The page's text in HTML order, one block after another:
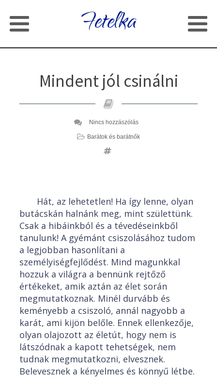
Fetelka
Mindent jól csinálni
Nincs hozzászólás
Barátok és barátnők
Hát, az lehetetlen! Ha így lenne, olyan
butácskán halnánk meg, mint születtünk.
Csak a hibáinkból és a tévedéseinkből
tanulunk! A gyémánt csiszolásához tudom
a legjobban hasonlítani a
személyiségfejlődést. Mind magunkkal
hozzuk a világra a bennünk rejtőző
értékeket, amik aztán az élet során
megmutatkoznak. Minél durvább és
keményebb a csiszoló, annál nagyobb a
karát, ami kijön belőle. Ennek ellenkezője,
olyan olajozott az életút, hogy nem is
látszódnak a kapott tehetségek, nem
tudnak megmutatkozni, elvesznek.
Belevesznek a kényelmes és könnyű létbe.